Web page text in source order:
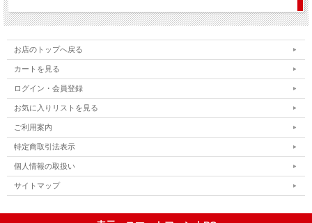
お店のトップへ戻る
カートを見る
ログイン・会員登録
お気に入りリストを見る
ご利用案内
特定商取引法表示
個人情報の取扱い
サイトマップ